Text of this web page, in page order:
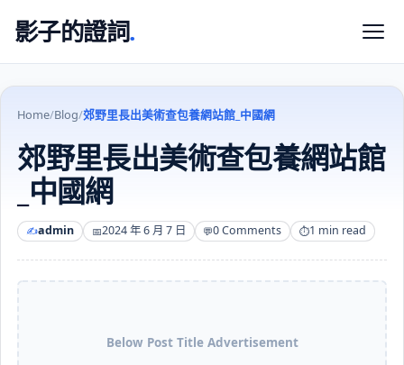
影子的證詞.
Home/Blog/郊野里長出美術查包養網站館_中國網
郊野里長出美術查包養網站館
_中國網
admin 2024 年 6 月 7 日 0 Comments 1 min read
Below Post Title Advertisement